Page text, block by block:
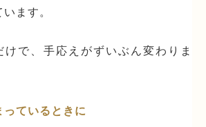
ます。
で、手応えがずいぶん変わりま
ているときに